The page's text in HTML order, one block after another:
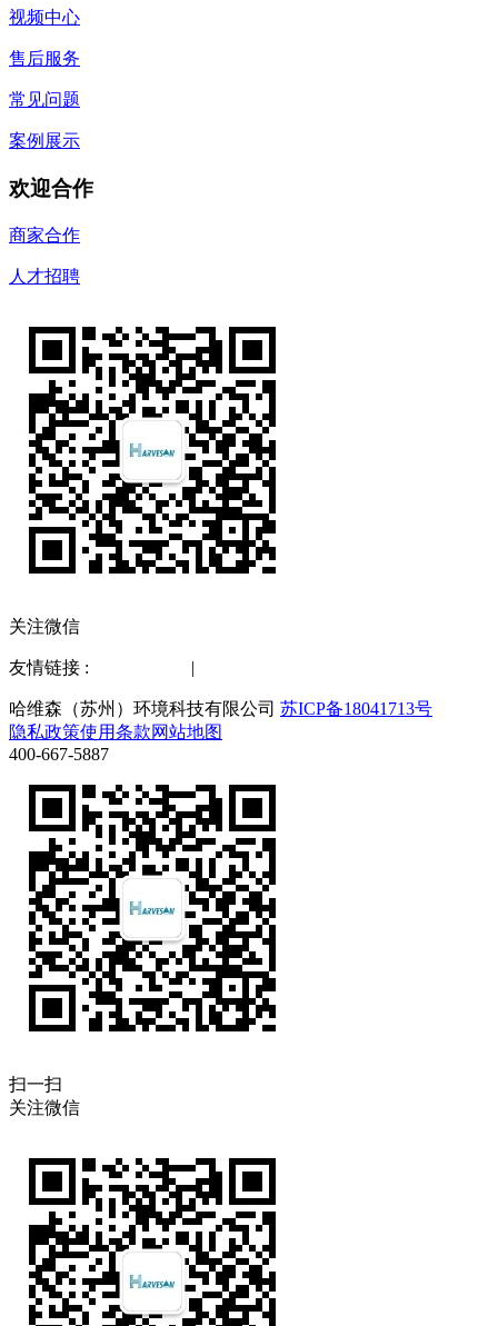
视频中心
售后服务
常见问题
案例展示
欢迎合作
商家合作
人才招聘
关注微信
友情链接 : |
哈维森（苏州）环境科技有限公司 苏ICP备18041713号
隐私政策使用条款网站地图
400-667-5887
扫一扫
关注微信